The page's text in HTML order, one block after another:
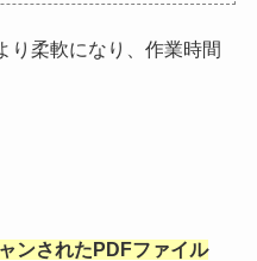
り柔軟になり、作業時間
ンされたPDFファイル